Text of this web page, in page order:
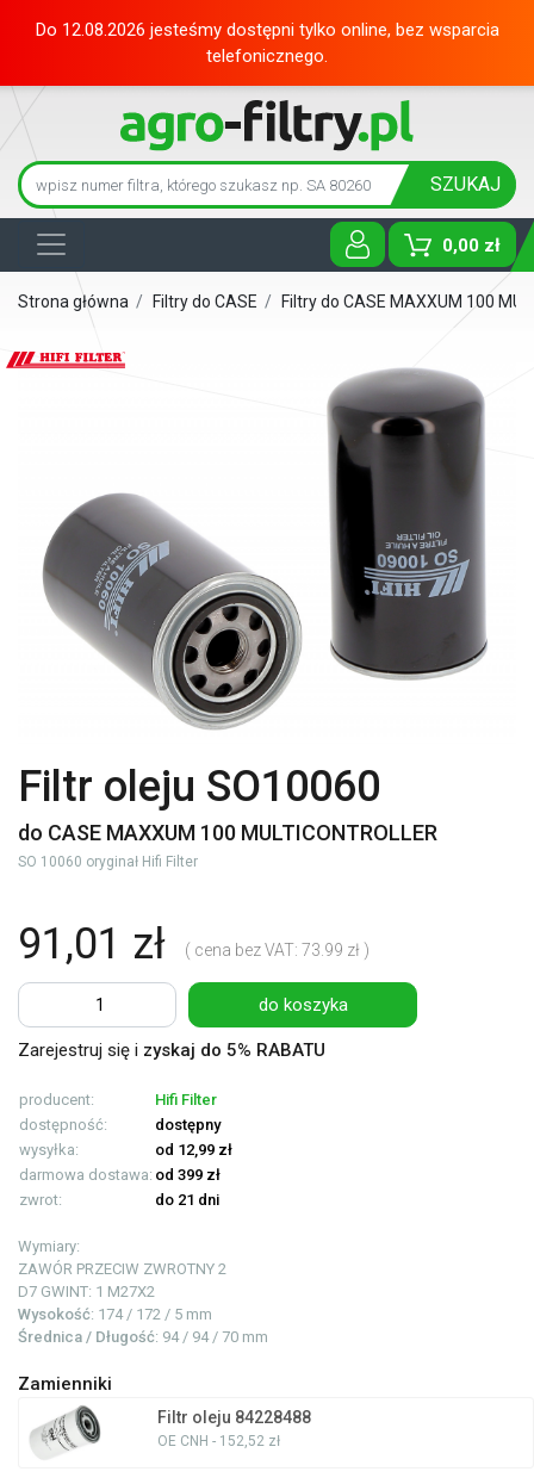
Do 12.08.2026 jesteśmy dostępni tylko online, bez wsparcia
telefonicznego.
SZUKAJ
0,00 zł
Toggle
Strona główna / Filtry do CASE / Filtry do CASE MAXXUM 100
Filtr oleju SO10060
do CASE MAXXUM 100 MULTICONTROLLER
SO 10060 oryginał Hifi Filter
91,01 zł ( cena bez VAT: 73.99 zł )
do koszyka
Zarejestruj się i zyskaj do 5% RABATU
producent:
Hifi Filter
dostępność:
dostępny
wysyłka:
od 12,99 zł
darmowa dostawa: od 399 zł
zwrot:
do 21 dni
Wymiary:
ZAWÓR PRZECIW ZWROTNY 2
D7 GWINT: 1 M27X2
Wysokość: 174 / 172 / 5 mm
Średnica / Długość: 94 / 94 / 70 mm
Zamienniki
Filtr oleju 84228488
OE CNH - 152,52 zł